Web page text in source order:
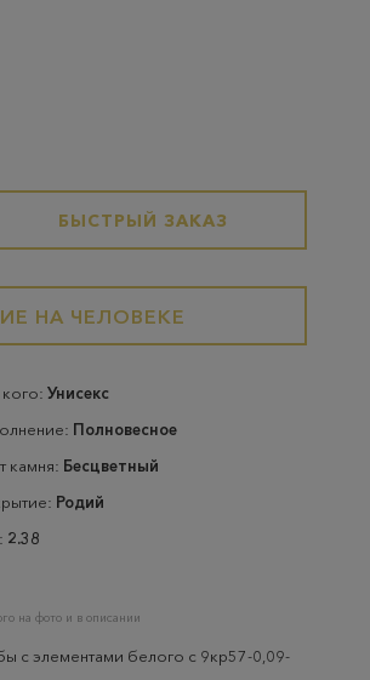
БЫСТРЫЙ ЗАКАЗ
НА ЧЕЛОВЕКЕ
Унисекс
Полновесное
камня: Бесцветный
Родий
2.38
на фото и в описании
с элементами белого с 9кр57-0,09-